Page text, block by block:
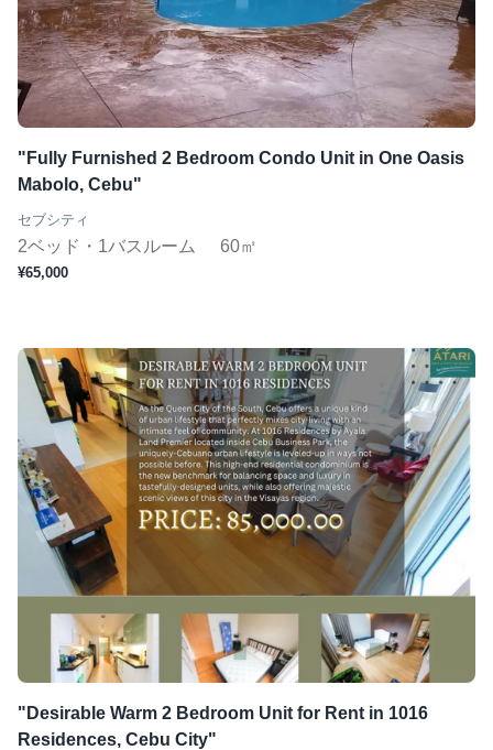
"Fully Furnished 2 Bedroom Condo Unit in One Oasis
Mabolo, Cebu"
セブシティ
2ベッド・1バスルーム 60㎡
¥65,000
"Desirable Warm 2 Bedroom Unit for Rent in 1016
Residences, Cebu City"